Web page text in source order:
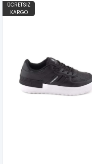
ÜCRETSIZ
KARGO